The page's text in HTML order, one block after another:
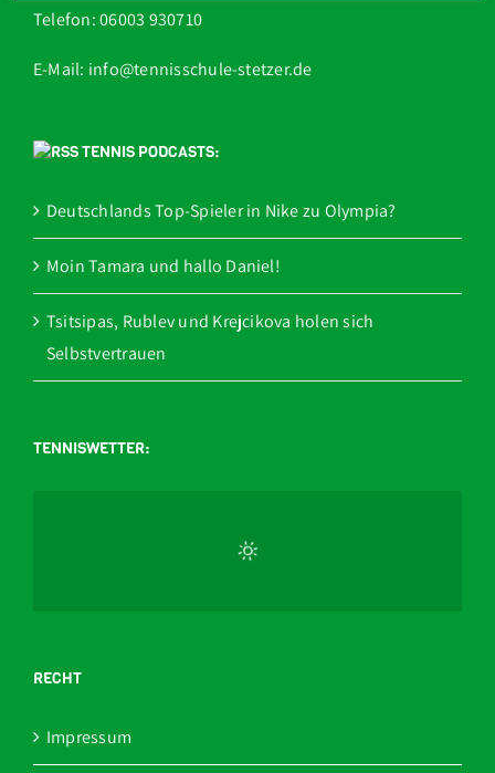
Telefon: 06003 930710
E-Mail: info@tennisschule-stetzer.de
TENNIS PODCASTS:
Deutschlands Top-Spieler in Nike zu Olympia?
Moin Tamara und hallo Daniel!
Tsitsipas, Rublev und Krejcikova holen sich
Selbstvertrauen
TENNISWETTER:
RECHT
Impressum